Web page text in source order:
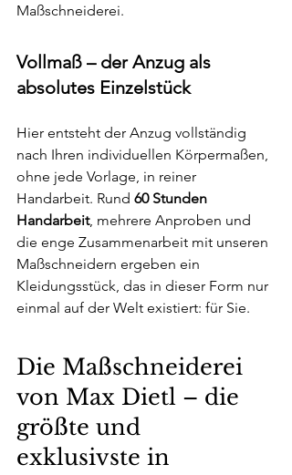
Maßschneiderei.
Vollmaß – der Anzug als
absolutes Einzelstück
Hier entsteht der Anzug vollständig
nach Ihren individuellen Körpermaßen,
ohne jede Vorlage, in reiner
Handarbeit. Rund 60 Stunden
Handarbeit, mehrere Anproben und
die enge Zusammenarbeit mit unseren
Maßschneidern ergeben ein
Kleidungsstück, das in dieser Form nur
einmal auf der Welt existiert: für Sie.
Die Maßschneiderei
von Max Dietl – die
größte und
exklusivste in